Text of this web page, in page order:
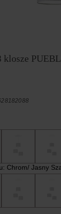
klosze
Chrom/ Jasny